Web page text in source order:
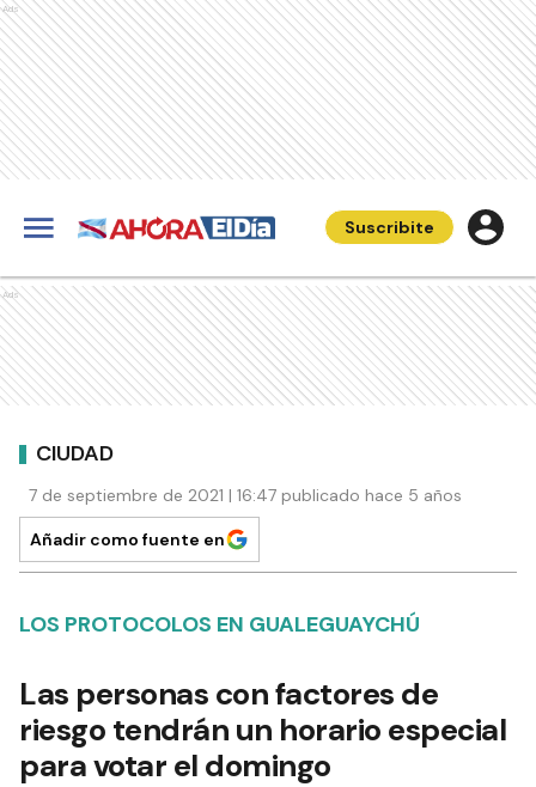
Ads
Suscribite
Ads
CIUDAD
7 de septiembre de 2021 | 16:47 publicado hace 5 años
Añadir como fuente en
LOS PROTOCOLOS EN GUALEGUAYCHÚ
Las personas con factores de
riesgo tendrán un horario especial
para votar el domingo